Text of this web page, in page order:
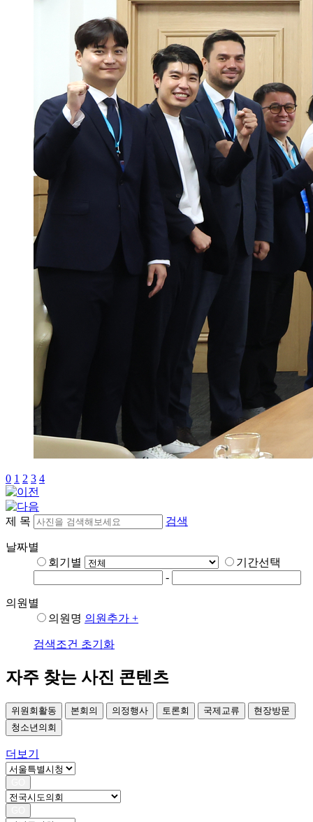
0 1 2 3 4
제 목 검색
날짜별
회기별
기간선택
-
의원별
의원명 의원추가 +
검색조건 초기화
자주 찾는 사진 콘텐츠
위원회활동 본회의 의정행사 토론회 국제교류
현장방문
청소년의회
더보기